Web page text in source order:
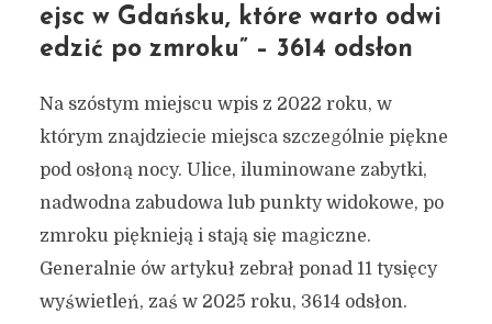
ejsc w Gdańsku, które warto odwi
edzić po zmroku” – 3614 odsłon
Na szóstym miejscu wpis z 2022 roku, w
którym znajdziecie miejsca szczególnie piękne
pod osłoną nocy. Ulice, iluminowane zabytki,
nadwodna zabudowa lub punkty widokowe, po
zmroku pięknieją i stają się magiczne.
Generalnie ów artykuł zebrał ponad 11 tysięcy
wyświetleń, zaś w 2025 roku, 3614 odsłon.